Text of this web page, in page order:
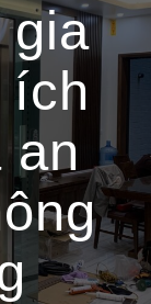
gia
ích
an